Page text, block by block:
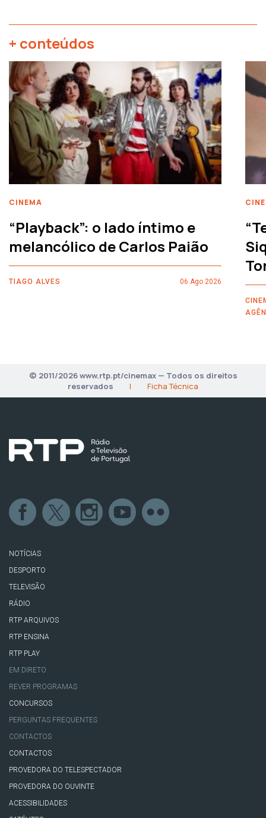
+ conteúdos
CINEMA
“Playback”: o lado íntimo e
melancólico de Carlos Paião
TIAGO ALVES 06 Ago 2026
© 2011/2026 www.rtp.pt/cinemax — Todos os direitos
reservados
| Ficha Técnica
NOTÍCIAS
DESPORTO
TELEVISÃO
RÁDIO
RTP ARQUIVOS
RTP ENSINA
RTP PLAY
EM DIRETO
REVER PROGRAMAS
CONCURSOS
PERGUNTAS FREQUENTES
CONTACTOS
CONTACTOS
PROVEDORA DO TELESPECTADOR
PROVEDORA DO OUVINTE
ACESSIBILIDADES